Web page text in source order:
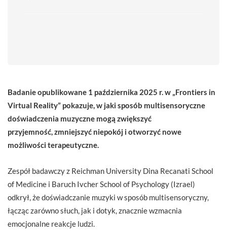
Badanie opublikowane 1 października 2025 r. w „Frontiers in
Virtual Reality” pokazuje, w jaki sposób multisensoryczne
doświadczenia muzyczne mogą zwiększyć
przyjemność, zmniejszyć niepokój i otworzyć nowe
możliwości terapeutyczne.
Zespół badawczy z Reichman University Dina Recanati School
of Medicine i Baruch Ivcher School of Psychology (Izrael)
odkrył, że doświadczanie muzyki w sposób multisensoryczny,
łącząc zarówno słuch, jak i dotyk, znacznie wzmacnia
emocjonalne reakcje ludzi.